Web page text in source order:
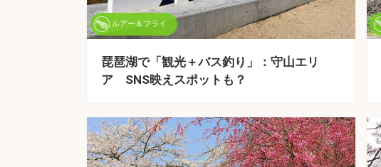
ルアー＆フライ
琵琶湖で「観光＋バス釣り」：守山エリ
ア SNS映えスポットも？